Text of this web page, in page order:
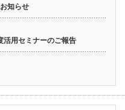
知らせ
活用セミナーのご報告